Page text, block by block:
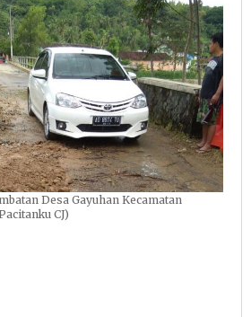
Desa Gayuhan Kecamatan
CJ)